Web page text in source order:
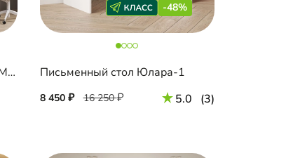
Письменный стол подвесной Мобаро-9
-48%
Письменный стол Юлара-1
8 450 16 250 5.0 (3)